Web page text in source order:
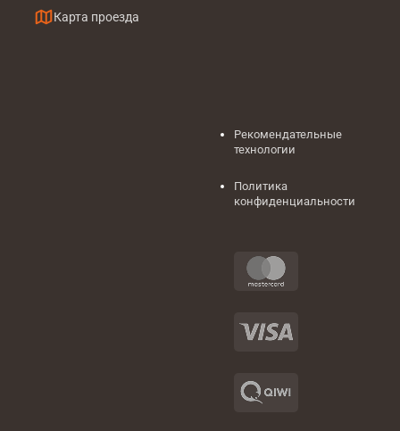
Карта проезда
Рекомендательные
технологии
Политика
конфиденциальности